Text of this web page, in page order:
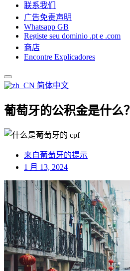
联系我们
广告免责声明
Whatsapp GB
Registe seu dominio .pt e .com
商店
Encontre Explicadores
简体中文
葡萄牙的公积金是什么？
来自葡萄牙的提示
1 月 13, 2024